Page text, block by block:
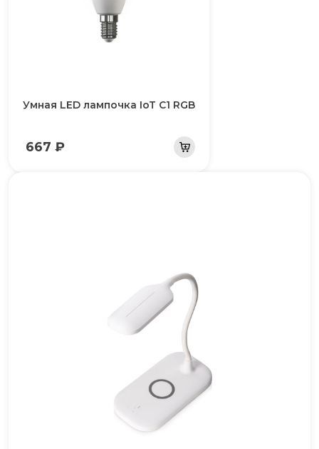
Умная LED лампочка IoT C1 RGB
667 ₽